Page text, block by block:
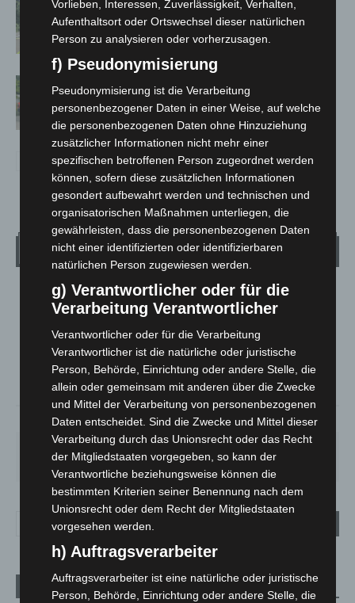
Brand im „Haus der Begegnung“ in
Neuwarmbüchen schnell eingedämmt
Region Hannover: 21 neue
Notfallsanitäter starten beim Roten
Kreuz
Wetter
LANGENHAGEN
Überwiegend Bewölkt
18.9°C 19°
18.8 °
72% 2.3m/s 72%
27°
DI.
24° 26° 30°
Aktuelle Beiträge
Vorlieben, Interessen, Zuverlässigkeit, Verhalten,
Aufenthaltsort oder Ortswechsel dieser natürlichen
Person zu analysieren oder vorherzusagen.
f) Pseudonymisierung
Pseudonymisierung ist die Verarbeitung
personenbezogener Daten in einer Weise, auf welche
die personenbezogenen Daten ohne Hinzuziehung
zusätzlicher Informationen nicht mehr einer
spezifischen betroffenen Person zugeordnet werden
können, sofern diese zusätzlichen Informationen
gesondert aufbewahrt werden und technischen und
organisatorischen Maßnahmen unterliegen, die
gewährleisten, dass die personenbezogenen Daten
nicht einer identifizierten oder identifizierbaren
natürlichen Person zugewiesen werden.
g) Verantwortlicher oder für die
Verarbeitung Verantwortlicher
Verantwortlicher oder für die Verarbeitung
Verantwortlicher ist die natürliche oder juristische
Person, Behörde, Einrichtung oder andere Stelle, die
allein oder gemeinsam mit anderen über die Zwecke
und Mittel der Verarbeitung von personenbezogenen
Daten entscheidet. Sind die Zwecke und Mittel dieser
Verarbeitung durch das Unionsrecht oder das Recht
der Mitgliedstaaten vorgegeben, so kann der
Verantwortliche beziehungsweise können die
bestimmten Kriterien seiner Benennung nach dem
Unionsrecht oder dem Recht der Mitgliedstaaten
vorgesehen werden.
h) Auftragsverarbeiter
Auftragsverarbeiter ist eine natürliche oder juristische
Person, Behörde, Einrichtung oder andere Stelle, die